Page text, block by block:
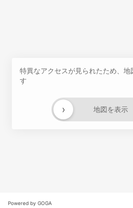
特異なアクセスが見られたため、地
す
地図を表示
›
Powered by GOGA